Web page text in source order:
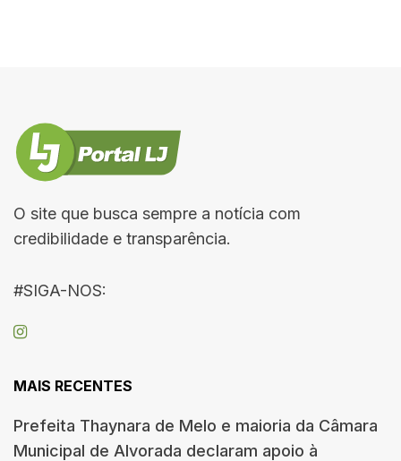
O site que busca sempre a notícia com
credibilidade e transparência.
#SIGA-NOS:
MAIS RECENTES
Prefeita Thaynara de Melo e maioria da Câmara
Municipal de Alvorada declaram apoio à